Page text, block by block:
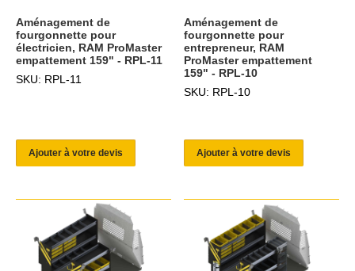
Aménagement de
fourgonnette pour
électricien, RAM ProMaster
empattement 159" - RPL-11
SKU: RPL-11
Ajouter à votre devis
Aménagement de
fourgonnette pour
entrepreneur, RAM
ProMaster empattement
159" - RPL-10
SKU: RPL-10
Ajouter à votre devis